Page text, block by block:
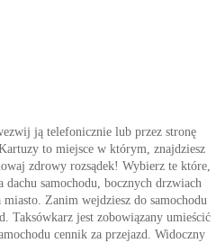
ją telefonicznie lub przez stronę
to miejsce w którym, znajdziesz
zdrowy rozsądek! Wybierz te które,
samochodu, bocznych drzwiach
Zanim wejdziesz do samochodu
Taksówkarz jest zobowiązany umieścić
cennik za przejazd. Widoczny